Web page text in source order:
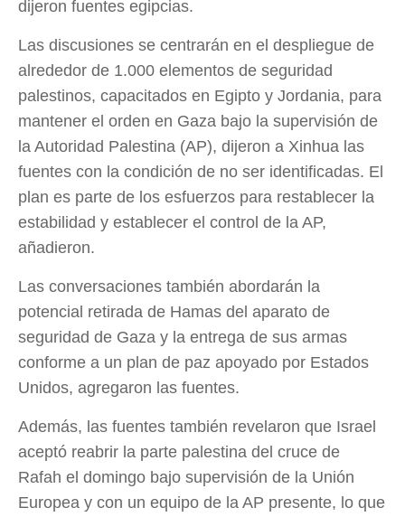
dijeron fuentes egipcias.
Las discusiones se centrarán en el despliegue de
alrededor de 1.000 elementos de seguridad
palestinos, capacitados en Egipto y Jordania, para
mantener el orden en Gaza bajo la supervisión de
la Autoridad Palestina (AP), dijeron a Xinhua las
fuentes con la condición de no ser identificadas. El
plan es parte de los esfuerzos para restablecer la
estabilidad y establecer el control de la AP,
añadieron.
Las conversaciones también abordarán la
potencial retirada de Hamas del aparato de
seguridad de Gaza y la entrega de sus armas
conforme a un plan de paz apoyado por Estados
Unidos, agregaron las fuentes.
Además, las fuentes también revelaron que Israel
aceptó reabrir la parte palestina del cruce de
Rafah el domingo bajo supervisión de la Unión
Europea y con un equipo de la AP presente, lo que